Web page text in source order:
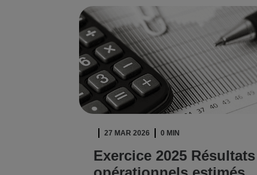
27 MAR 2026 0 MIN
Exercice 2025 Résultats